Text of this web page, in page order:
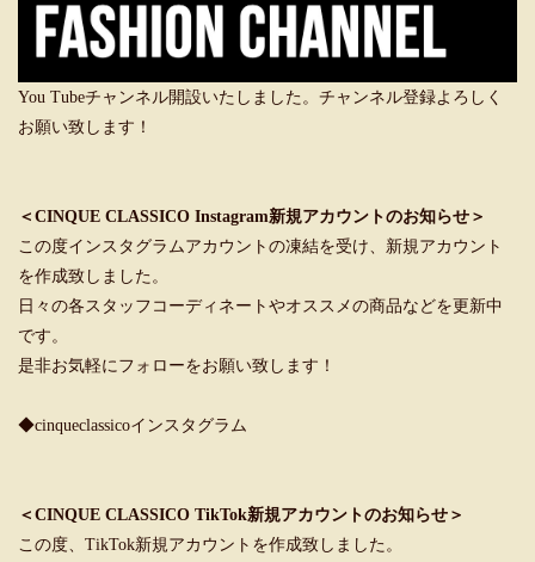
You Tubeチャンネル開設いたしました。チャンネル登録よろしく
お願い致します！
＜CINQUE CLASSICO Instagram新規アカウントのお知らせ＞
この度インスタグラムアカウントの凍結を受け、新規アカウント
を作成致しました。
日々の各スタッフコーディネートやオススメの商品などを更新中
です。
是非お気軽にフォローをお願い致します！
◆cinqueclassicoインスタグラム
＜CINQUE CLASSICO TikTok新規アカウントのお知らせ＞
この度、TikTok新規アカウントを作成致しました。